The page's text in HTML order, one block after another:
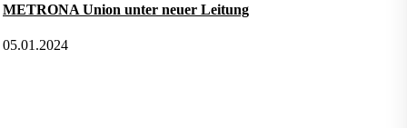
METRONA Union unter neuer Leitung
05.01.2024